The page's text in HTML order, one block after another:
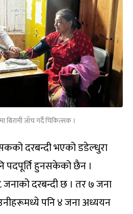
बिरामी जाँच गर्दै चिकित्सक ।
दरबन्दी भएको डडेल्धुरा
पदपूर्ति हुनसकेको छैन ।
दरबन्दी छ । तर ७ जना
पनि ४ जना अध्ययन